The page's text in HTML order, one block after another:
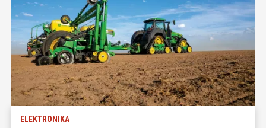
ELEKTRONIKA